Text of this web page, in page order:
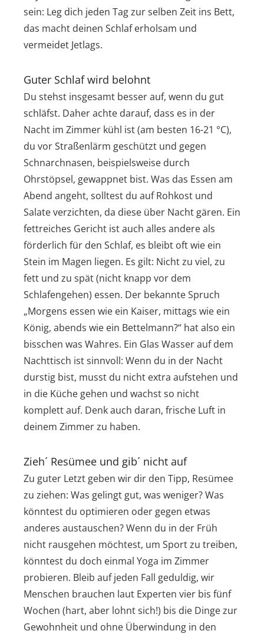
sein: Leg dich jeden Tag zur selben Zeit ins Bett,
das macht deinen Schlaf erholsam und
vermeidet Jetlags.
Guter Schlaf wird belohnt
Du stehst insgesamt besser auf, wenn du gut
schläfst. Daher achte darauf, dass es in der
Nacht im Zimmer kühl ist (am besten 16-21 °C),
du vor Straßenlärm geschützt und gegen
Schnarchnasen, beispielsweise durch
Ohrstöpsel, gewappnet bist. Was das Essen am
Abend angeht, solltest du auf Rohkost und
Salate verzichten, da diese über Nacht gären. Ein
fettreiches Gericht ist auch alles andere als
förderlich für den Schlaf, es bleibt oft wie ein
Stein im Magen liegen. Es gilt: Nicht zu viel, zu
fett und zu spät (nicht knapp vor dem
Schlafengehen) essen. Der bekannte Spruch
„Morgens essen wie ein Kaiser, mittags wie ein
König, abends wie ein Bettelmann?“ hat also ein
bisschen was Wahres. Ein Glas Wasser auf dem
Nachttisch ist sinnvoll: Wenn du in der Nacht
durstig bist, musst du nicht extra aufstehen und
in die Küche gehen und wachst so nicht
komplett auf. Denk auch daran, frische Luft in
deinem Zimmer zu haben.
Zieh´ Resümee und gib´ nicht auf
Zu guter Letzt geben wir dir den Tipp, Resümee
zu ziehen: Was gelingt gut, was weniger? Was
könntest du optimieren oder gegen etwas
anderes austauschen? Wenn du in der Früh
nicht rausgehen möchtest, um Sport zu treiben,
könntest du doch einmal Yoga im Zimmer
probieren. Bleib auf jeden Fall geduldig, wir
Menschen brauchen laut Experten vier bis fünf
Wochen (hart, aber lohnt sich!) bis die Dinge zur
Gewohnheit und ohne Überwindung in den